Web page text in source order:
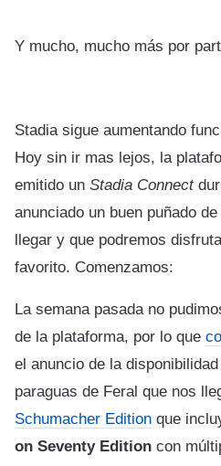
Y mucho, mucho más por
Stadia sigue aumentando
Hoy sin ir mas lejos, la
emitido un Stadia Connect
anunciado un buen puñado
llegar y que podremos
favorito. Comenzamos:
La semana pasada no
de la plataforma, por lo que
el anuncio de la
paraguas de Feral que nos
Schumacher Edition que
on Seventy Edition con